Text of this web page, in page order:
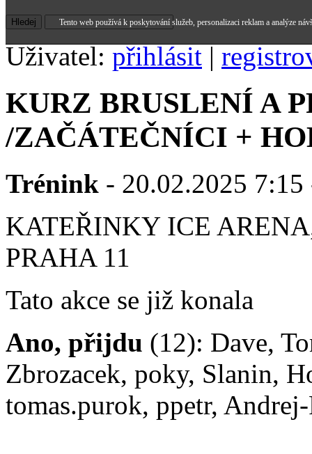
Uživatel: přihlásit |
KURZ BRUSLENÍ A
/ZAČÁTEČNÍCI +
Trénink - 20.02.2025 7:15
KATEŘINKY ICE
PRAHA 11
Tato akce se již konala
Ano, přijdu (12): Dave,
Zbrozacek, poky, Slanin,
tomas.purok, ppetr,
Tento web používá k poskytování služeb, personalizaci reklam a analýze